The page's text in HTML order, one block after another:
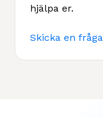
hjälpa er.
Skicka en fråga